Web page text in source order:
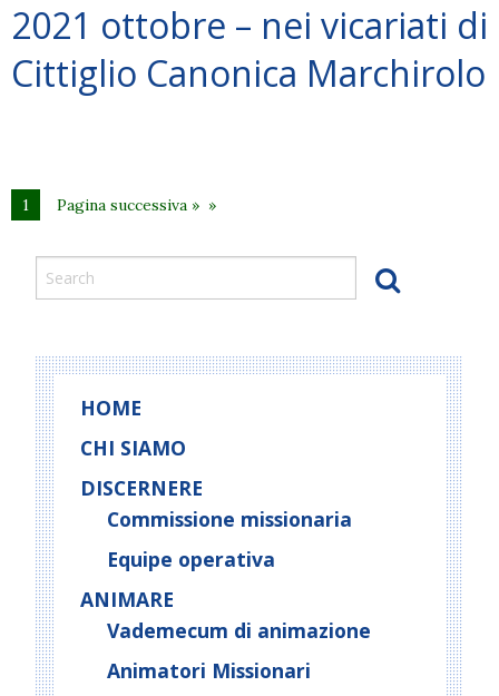
2021 ottobre – nei vicariati di
Cittiglio Canonica Marchirolo
1 Pagina successiva »
HOME
CHI SIAMO
DISCERNERE
Commissione missionaria
Equipe operativa
ANIMARE
Vademecum di animazione
Animatori Missionari